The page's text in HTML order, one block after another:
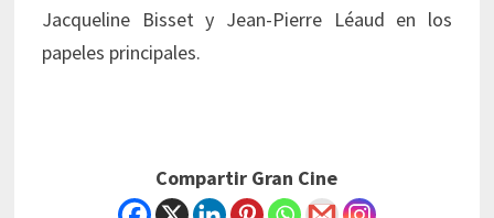
Jacqueline Bisset y Jean-Pierre Léaud en los
papeles principales.
Compartir Gran Cine